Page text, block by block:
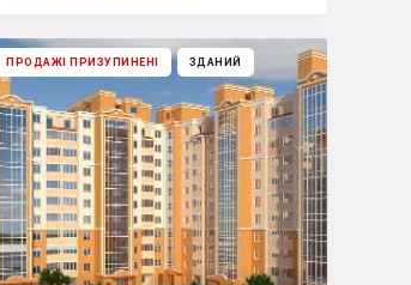
ПРОДАЖІ ПРИЗУПИНЕНІ ЗДАНИЙ